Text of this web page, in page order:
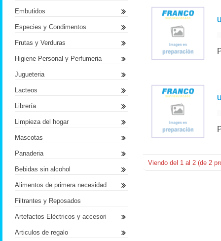
Viendo del 1 al 2 (de 2
Embutidos
Especies y Condimentos
Frutas y Verduras
Higiene Personal y Perfumeria
Jugueteria
Lacteos
Librería
Limpieza del hogar
Mascotas
Panaderia
Bebidas sin alcohol
Alimentos de primera necesidad
Filtrantes y Reposados
Artefactos Eléctricos y accesori
Articulos de regalo